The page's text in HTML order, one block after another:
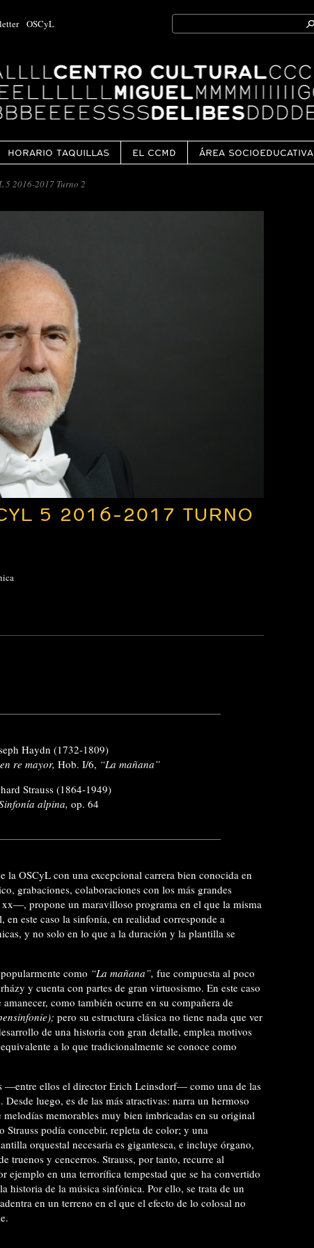
OSCyL
Search
for:
HORARIO TAQUILLAS EL CCMD ÁREA SOCIOEDUCATIVA
5 2016-2017 Turno 2
5 2016-2017 TURNO
Haydn (1732-1809)
re mayor, Hob. I/6, “La mañana”
Strauss (1864-1949)
alpina,op. 64
la OSCyL con una excepcional carrera bien conocida en
grabaciones, colaboraciones con los más grandes
propone un maravilloso programa en el que la misma
este caso la sinfonía, en realidad corresponde a
y no solo en lo que a la duración y la plantilla se
como “La mañana”, fue compuesta al poco
y cuenta con partes de gran virtuosismo. En este caso
como también ocurre en su compañera de
pero su estructura clásica no tiene nada que ver
de una historia con gran detalle, emplea motivos
a lo que tradicionalmente se conoce como
—entre ellos el director Erich Leinsdorf— como una de las
luego, es de las más atractivas: narra un hermoso
memorables muy bien imbricadas en su original
Strauss podía concebir, repleta de color; y una
orquestal necesaria es gigantesca, e incluye órgano,
truenos y cencerros. Strauss, por tanto, recurre al
ejemplo en una terrorífica tempestad que se ha convertido
historia de la música sinfónica. Por ello, se trata de un
en un terreno en el que el efecto de lo colosal no